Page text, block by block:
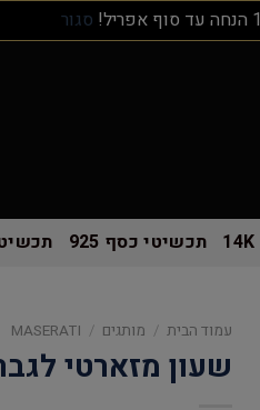
סגור
תכשיטי כסף 925
עמוד הבית / מותגים /
MASERATI
שעון מזארטי